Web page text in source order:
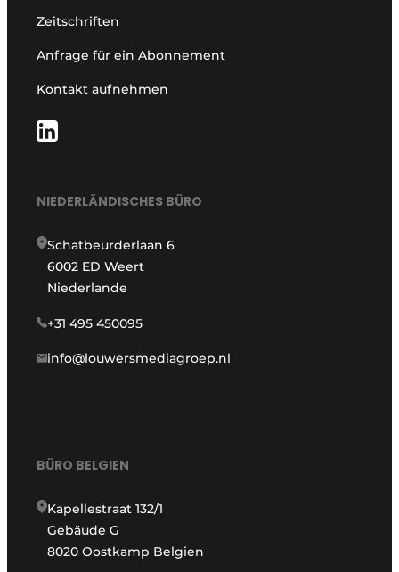
Zeitschriften
Anfrage für ein Abonnement
Kontakt aufnehmen
NIEDERLÄNDISCHES BÜRO
Schatbeurderlaan 6
6002 ED Weert
Niederlande
+31 495 450095
info@louwersmediagroep.nl
BÜRO BELGIEN
Kapellestraat 132/1
Gebäude G
8020 Oostkamp Belgien